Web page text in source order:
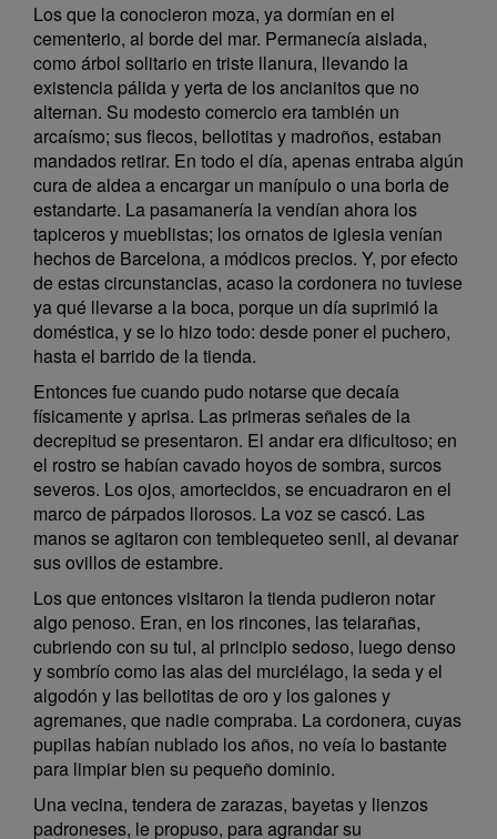
Los que la conocieron moza, ya dormían en el
cementerio, al borde del mar. Permanecía aislada,
como árbol solitario en triste llanura, llevando la
existencia pálida y yerta de los ancianitos que no
alternan. Su modesto comercio era también un
arcaísmo; sus flecos, bellotitas y madroños, estaban
mandados retirar. En todo el día, apenas entraba algún
cura de aldea a encargar un manípulo o una borla de
estandarte. La pasamanería la vendían ahora los
tapiceros y mueblistas; los ornatos de iglesia venían
hechos de Barcelona, a módicos precios. Y, por efecto
de estas circunstancias, acaso la cordonera no tuviese
ya qué llevarse a la boca, porque un día suprimió la
doméstica, y se lo hizo todo: desde poner el puchero,
hasta el barrido de la tienda.
Entonces fue cuando pudo notarse que decaía
físicamente y aprisa. Las primeras señales de la
decrepitud se presentaron. El andar era dificultoso; en
el rostro se habían cavado hoyos de sombra, surcos
severos. Los ojos, amortecidos, se encuadraron en el
marco de párpados llorosos. La voz se cascó. Las
manos se agitaron con temblequeteo senil, al devanar
sus ovillos de estambre.
Los que entonces visitaron la tienda pudieron notar
algo penoso. Eran, en los rincones, las telarañas,
cubriendo con su tul, al principio sedoso, luego denso
y sombrío como las alas del murciélago, la seda y el
algodón y las bellotitas de oro y los galones y
agremanes, que nadie compraba. La cordonera, cuyas
pupilas habían nublado los años, no veía lo bastante
para limpiar bien su pequeño dominio.
Una vecina, tendera de zarazas, bayetas y lienzos
padroneses, le propuso, para agrandar su